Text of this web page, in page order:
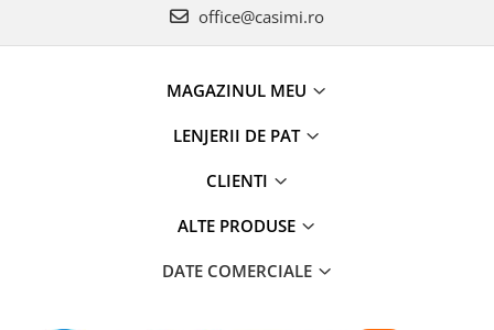
office@casimi.ro
MAGAZINUL MEU
LENJERII DE PAT
CLIENTI
ALTE PRODUSE
DATE COMERCIALE